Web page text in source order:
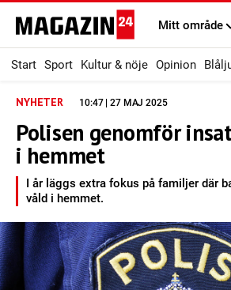
Mitt område
Start Sport Kultur & nöje Opinion
NYHETER 10:47 | 27 MAJ 2025
Polisen genomför
i hemmet
I år läggs extra fokus på familjer där
våld i hemmet.